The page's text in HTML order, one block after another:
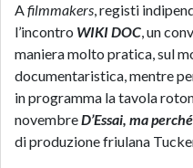
Afilmmakers, registi
l’incontro WIKI DOC, un
maniera molto pratica, sul
documentaristica, mentre
in programma la tavola
novembreD’Essai, ma
di produzione friulana